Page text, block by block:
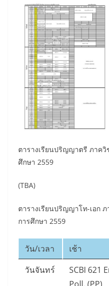
ตารางเรียนปริญญาตรี ภาค
ศึกษา 2559
(TBA)
ตารางเรียนปริญญาโท-เอก
การศึกษา 2559
วัน/เวลา เช้า
วันจันทร์
SCBI 621